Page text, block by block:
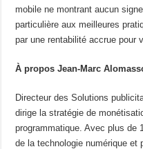
mobile ne montrant aucun
particulière aux meilleures
par une rentabilité accrue pour
À propos Jean-Marc
Directeur des Solutions
dirige la stratégie de
programmatique. Avec plus de
de la technologie numérique et